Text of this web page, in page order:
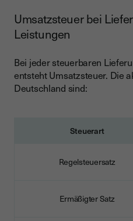
Umsatzsteuer bei
Leistungen
Bei jeder steuerbaren
entsteht Umsatzsteuer. Die
Deutschland sind:
Steuerart
Regelsteuersatz
Ermäßigter Satz